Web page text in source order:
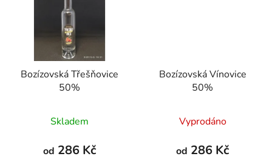
Bozízovská Třešňovice
50%
hodnocení
produktu
Skladem
od 286 Kč
Bozízovská Vínovice
50%
hodnocení
produktu
Vyprodáno
od 286 Kč